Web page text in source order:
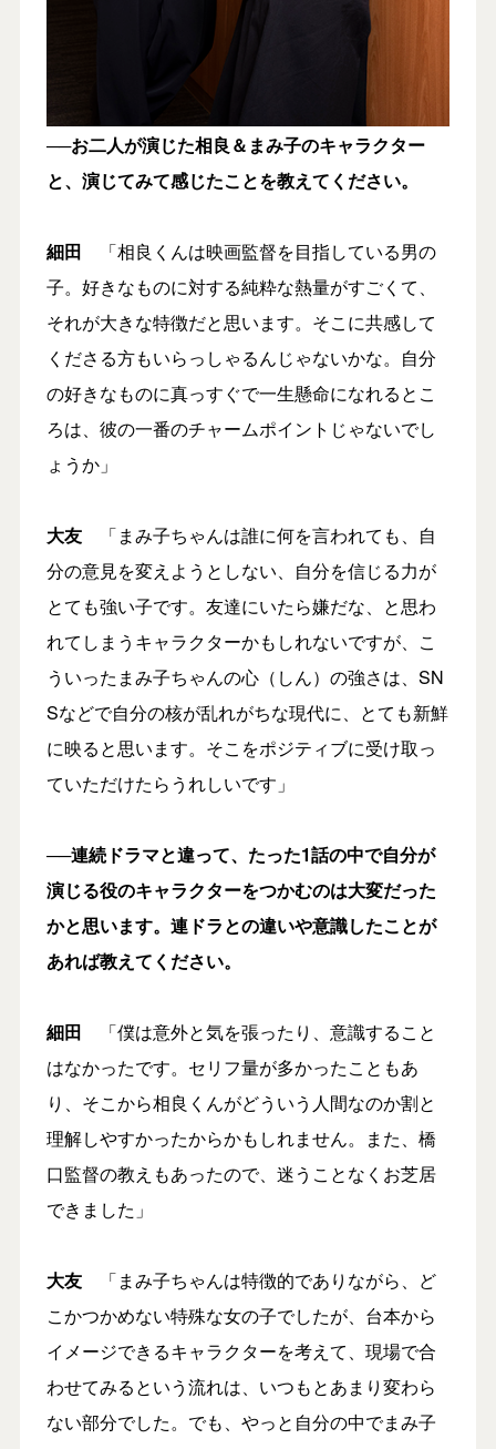
──お二人が演じた相良＆まみ子のキャラクター
と、演じてみて感じたことを教えてください。
細田 「相良くんは映画監督を目指している男の
子。好きなものに対する純粋な熱量がすごくて、
それが大きな特徴だと思います。そこに共感して
くださる方もいらっしゃるんじゃないかな。自分
の好きなものに真っすぐで一生懸命になれるとこ
ろは、彼の一番のチャームポイントじゃないでし
ょうか」
大友「まみ子ちゃんは誰に何を言われても、自
分の意見を変えようとしない、自分を信じる力が
とても強い子です。友達にいたら嫌だな、と思わ
れてしまうキャラクターかもしれないですが、こ
ういったまみ子ちゃんの心（しん）の強さは、SN
Sなどで自分の核が乱れがちな現代に、とても新鮮
に映ると思います。そこをポジティブに受け取っ
ていただけたらうれしいです」
──連続ドラマと違って、たった1話の中で自分が
演じる役のキャラクターをつかむのは大変だった
かと思います。連ドラとの違いや意識したことが
あれば教えてください。
細田 「僕は意外と気を張ったり、意識すること
はなかったです。セリフ量が多かったこともあ
り、そこから相良くんがどういう人間なのか割と
理解しやすかったからかもしれません。また、橋
口監督の教えもあったので、迷うことなくお芝居
できました」
大友「まみ子ちゃんは特徴的でありながら、ど
こかつかめない特殊な女の子でしたが、台本から
イメージできるキャラクターを考えて、現場で合
わせてみるという流れは、いつもとあまり変わら
ない部分でした。でも、やっと自分の中でまみ子